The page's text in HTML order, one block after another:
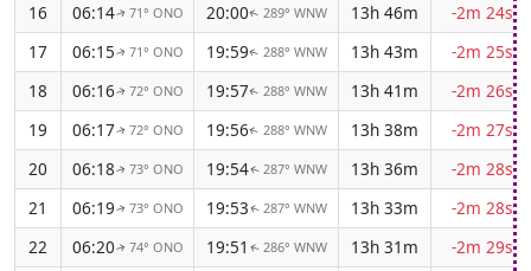
16
06:14↑ 71° ONO 20:00↑ 289° WNW 13h 46m
-2m 24s
17
06:15↑ 71° ONO 19:59↑ 288° WNW 13h 43m
-2m 25s
18
06:16↑ 72° ONO 19:57↑ 288° WNW 13h 41m
-2m 26s
19
06:17↑ 72° ONO 19:56↑ 288° WNW 13h 38m
-2m 27s
20
06:18↑ 73° ONO 19:54↑ 287° WNW 13h 36m
-2m 28s
21
06:19↑ 73° ONO 19:53↑ 287° WNW 13h 33m
-2m 28s
22
06:20↑ 74° ONO 19:51 ↑ 286° WNW 13h 31m
-2m 29s